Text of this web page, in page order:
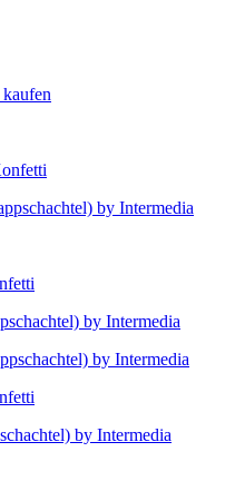
by Intermedia
by Intermedia
by Intermedia